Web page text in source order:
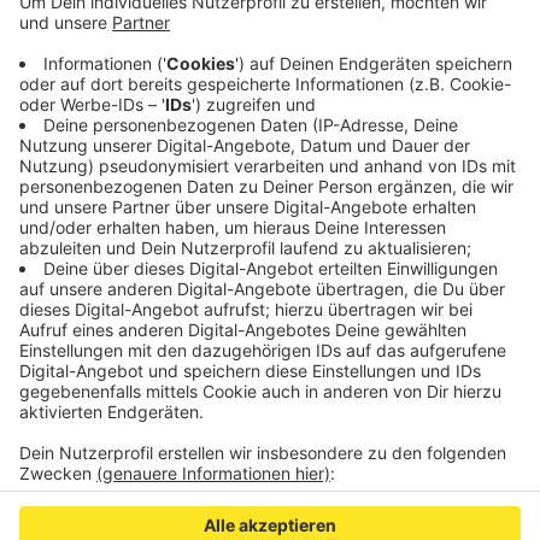
und zumCHIOdürfen die Geschäfte in der
Außerdem wird am 12. Dezember wegen des
Weihnachtsmarkts Shoppen am Sonntag erlaubt
sein.
Veröffentlicht:Donnerstag, 02.09.2021 09:03
Anzeige
Anzeige